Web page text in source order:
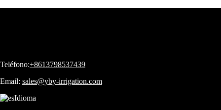
Teléfono:+8613798537439
Email: sales@yby-irrigation.com
Idioma